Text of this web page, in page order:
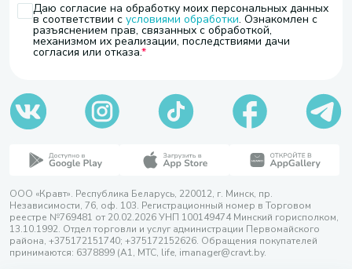
Даю согласие на обработку моих персональных данных
в соответствии с условиями обработки. Ознакомлен с
разъяснением прав, связанных с обработкой,
механизмом их реализации, последствиями дачи
согласия или отказа.
ООО «Кравт». Республика Беларусь, 220012, г. Минск, пр.
Независимости, 76, оф. 103. Регистрационный номер в Торговом
реестре №769481 от 20.02.2026 УНП 100149474 Минский горисполком,
13.10.1992. Отдел торговли и услуг администрации Первомайского
района, +375172151740; +375172152626. Обращения покупателей
принимаются: 6378899 (А1, МТС, life, imanager@cravt.by.